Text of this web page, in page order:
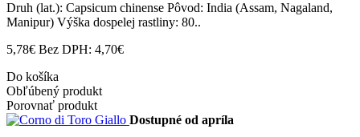
Druh (lat.): Capsicum chinense Pôvod: India (Assam, Nagaland,
Manipur) Výška dospelej rastliny: 80..
5,78€ Bez DPH: 4,70€
Do košíka
Obľúbený produkt
Porovnať produkt
Dostupné od apríla